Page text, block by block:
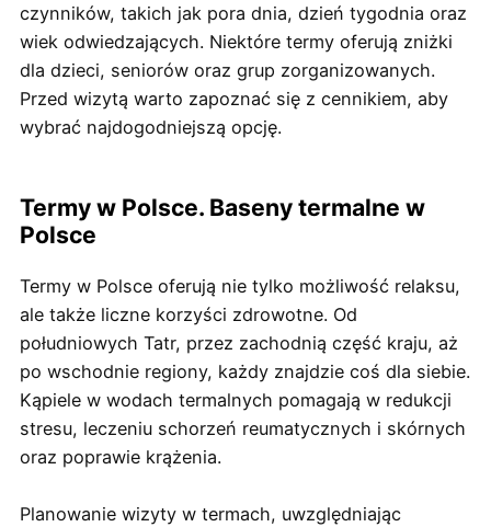
czynników, takich jak pora dnia, dzień tygodnia oraz
wiek odwiedzających. Niektóre termy oferują zniżki
dla dzieci, seniorów oraz grup zorganizowanych.
Przed wizytą warto zapoznać się z cennikiem, aby
wybrać najdogodniejszą opcję.
Termy w Polsce. Baseny termalne w
Polsce
Termy w Polsce oferują nie tylko możliwość relaksu,
ale także liczne korzyści zdrowotne. Od
południowych Tatr, przez zachodnią część kraju, aż
po wschodnie regiony, każdy znajdzie coś dla siebie.
Kąpiele w wodach termalnych pomagają w redukcji
stresu, leczeniu schorzeń reumatycznych i skórnych
oraz poprawie krążenia.
Planowanie wizyty w termach, uwzględniając